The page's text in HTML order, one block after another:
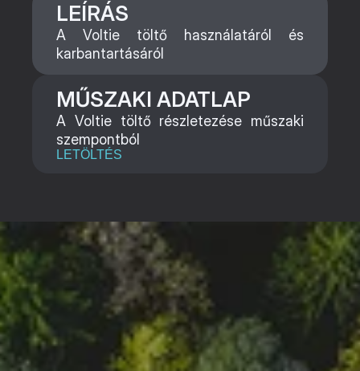
LEÍRÁS
A Voltie töltő használatáról és
karbantartásáról
MŰSZAKI ADATLAP
A Voltie töltő részletezése műszaki
szempontból
LETÖLTÉS